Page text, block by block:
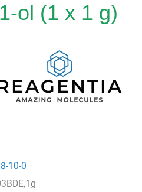
ol (1 x 1 g)
10-0